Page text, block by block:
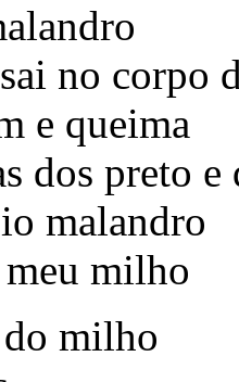
no corpo
e queima
dos preto e
malandro
milho
milho